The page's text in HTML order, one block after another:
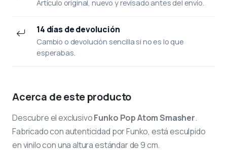
Artículo original, nuevo y revisado antes del envío.
14 días de devolución
Cambio o devolución sencilla si no es lo que
esperabas.
Acerca de este producto
Descubre el exclusivoFunko Pop Atom Smasher.
Fabricado con autenticidad por Funko, está esculpido
en vinilo con una altura estándar de 9 cm.